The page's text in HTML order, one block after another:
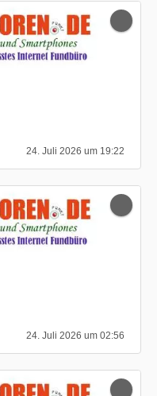
24. Juli 2026 um 19:22
24. Juli 2026 um 02:56